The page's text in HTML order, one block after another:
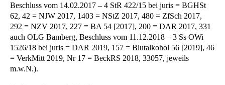
Beschluss vom 14.02.2017 – 4 StR 422/15 bei juris = BGHSt
62, 42 = NJW 2017, 1403 = NStZ 2017, 480 = ZfSch 2017,
292 = NZV 2017, 227 = BA 54 [2017], 200 = DAR 2017, 331
auch OLG Bamberg, Beschluss vom 11.12.2018 – 3 Ss OWi
1526/18 bei juris = DAR 2019, 157 = Blutalkohol 56 [2019], 46
= VerkMitt 2019, Nr 17 = BeckRS 2018, 33057, jeweils
m.w.N.).